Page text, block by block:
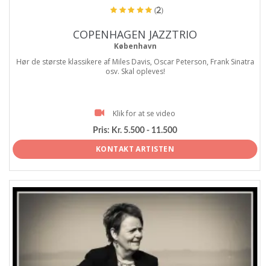
(2)
COPENHAGEN JAZZTRIO
København
Hør de største klassikere af Miles Davis, Oscar Peterson, Frank Sinatra
osv. Skal opleves!
Klik for at se video
Pris: Kr. 5.500 - 11.500
KONTAKT ARTISTEN